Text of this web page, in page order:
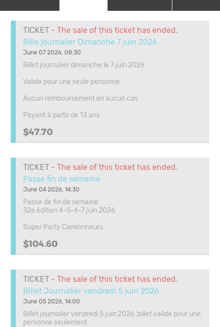
TICKET - The sale of this ticket has ended.
Bille journalier Dimanche 7 juin 2026
June 07 2026, 08:30
Billet journalier dimanche le 7 juin 2026
Valide pour une seule personne
Aucun remboursement en aucun cas
Payant à partir de 13 ans
$47.70
TICKET - The sale of this ticket has ended.
Passe fin de semaine
June 04 2026, 14:30
Passe de fin de semaine
32e édition 4-5-6-7 juin 2026
Super Party Camionneurs
$104.60
TICKET - The sale of this ticket has ended.
Billet Journalier vendredi 5 juin 2026
June 05 2026, 14:00
Billet journalier vendredi 5 juin 2026 ,billet valide pour une
personne seulement